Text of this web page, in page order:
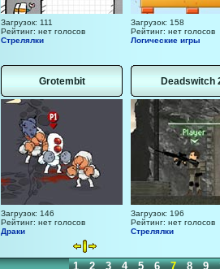
Загрузок: 111
Рейтинг: нет голосов
Стрелялки
Загрузок: 158
Рейтинг: нет голосов
Логические игры
Grotembit
Загрузок: 146
Рейтинг: нет голосов
Драки
Deadswitch
Загрузок: 196
Рейтинг: нет голосов
Стрелялки
1 2 3 4 5 6 7 8 9